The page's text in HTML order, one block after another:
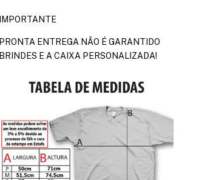
IMPORTANTE
PRONTA ENTREGA NÃO É GARANTIDO
BRINDES E A CAIXA PERSONALIZADA!